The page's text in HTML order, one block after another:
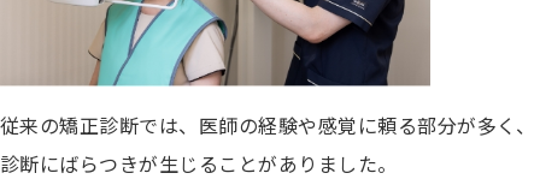
従来の矯正診断では、医師の経験や感覚に頼る部分が多く、
診断にばらつきが生じることがありました。